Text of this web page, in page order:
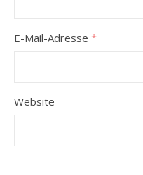
E-Mail-Adresse *
Website